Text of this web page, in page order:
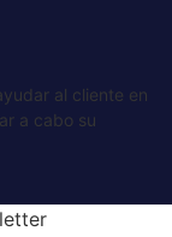
al cliente en
a cabo su